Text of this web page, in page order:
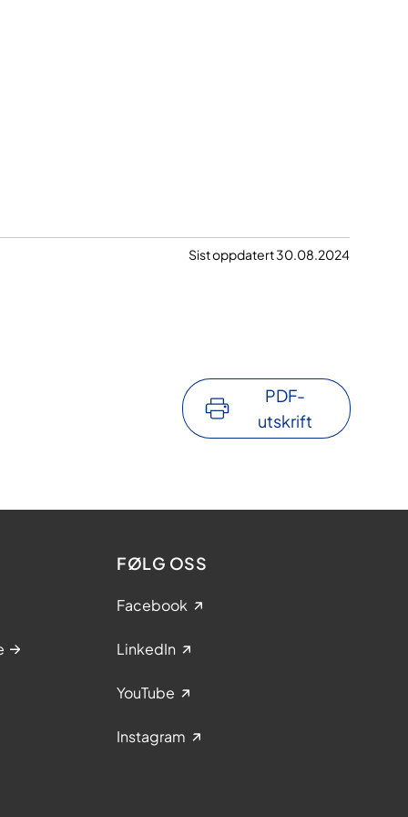
Sist oppdatert 30.08.2024
PDF-
utskrift
FØLG OSS
Facebook
LinkedIn
YouTube
Instagram